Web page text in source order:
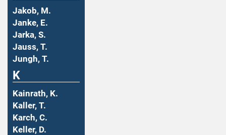
Jakob, M.
Janke, E.
Jarka, S.
Jauss, T.
Jungh, T.
K
Kainrath, K.
Kaller, T.
Karch, C.
Keller, D.